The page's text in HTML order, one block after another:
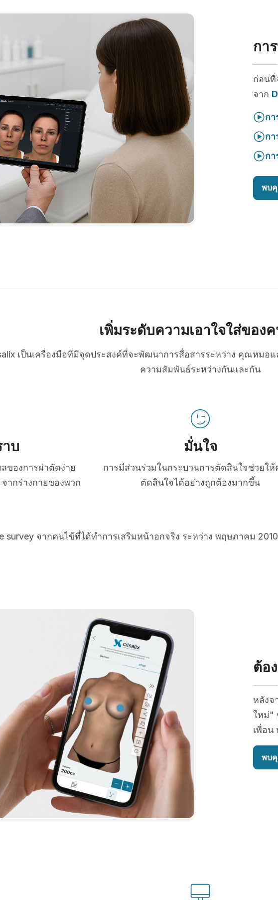
กา
ก่อนที่
จาก
กา
กา
กา
พบ
เพิ่มระดับความเอาใจใส่ของ
เป็นเครื่องมือที่มีจุดประสงค์ที่จะพัฒนาการสื่อสารระหว่าง คุณหมอ
ความสัมพันธ์ระหว่างกันและกัน
บ
ของการผ่าตัดง่าย
ากร่างกายของพวก
มั่นใจ
การมีส่วนร่วมในกระบวนการตัดสินใจช่วยให้
ตัดสินใจได้อย่างถูกต้องมากขึ้น
survey จากคนไข้ที่ได้ทำการเสริมหน้าอกจริง ระหว่าง พฤษภาคม
ต้อ
หลังจ
ใหม่"
เพื่อน
พบ